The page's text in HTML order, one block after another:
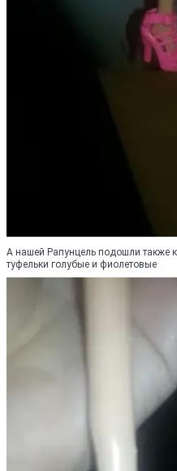
А нашей Рапунцель подошли также
туфельки голубые и фиолетовые